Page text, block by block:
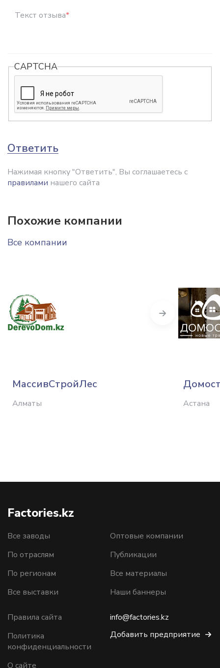
Текст отзыва*
CAPTCHA
Ответить
Нажимая кнопку "Ответить", Вы соглашаетесь с
правилами нашего сайта
Похожие компании
Все компании
МассивСтройЛес
Алматы Астана
Next
Factories.kz
Все заводы
По отраслям
По регионам
Все выставки
Оптовые компании
Публикации
Все материалы
Наши баннеры
Правила сайта
Политика
конфиденциальности
О сайте
info@factories.kz
Добавить предприятие